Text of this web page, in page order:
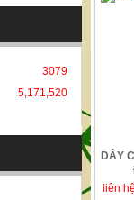
DÂY
liên
3079
5,171,520